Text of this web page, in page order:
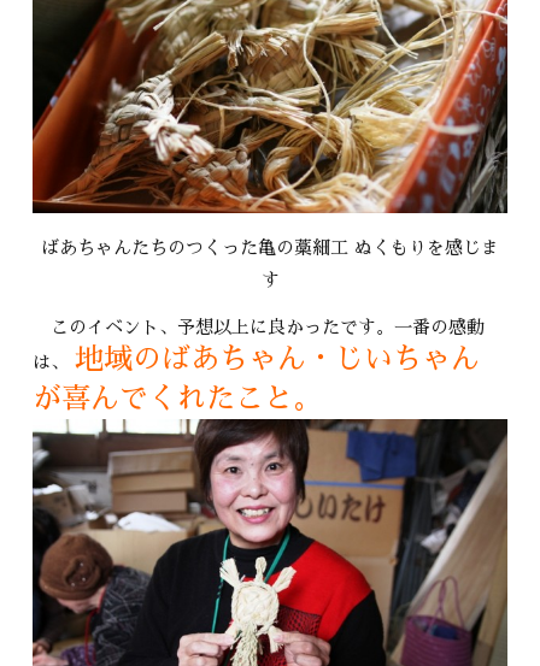
ばあちゃんたちのつくった亀の藁細工 ぬくもりを感じま
す
このイベント、予想以上に良かったです。一番の感動
は、地域のばあちゃん・じいちゃん
が喜んでくれたこと。